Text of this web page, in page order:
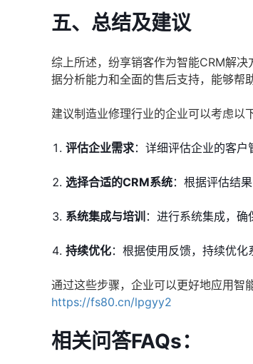
五、总结及建议
综上所述，纷享销客作为智能CRM解
据分析能力和全面的售后支持，能够帮
建议制造业修理行业的企业可以考虑以
评估企业需求：详细评估企业的客户
选择合适的CRM系统：根据评估结
系统集成与培训 ：进行系统集成，确
持续优化：根据使用反馈，持续优化
通过这些步骤，企业可以更好地应用智
https://fs80.cn/lpgyy2
相关问答FAQs：